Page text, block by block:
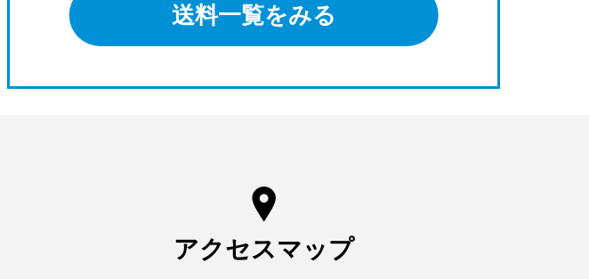
送料一覧をみる
アクセスマップ